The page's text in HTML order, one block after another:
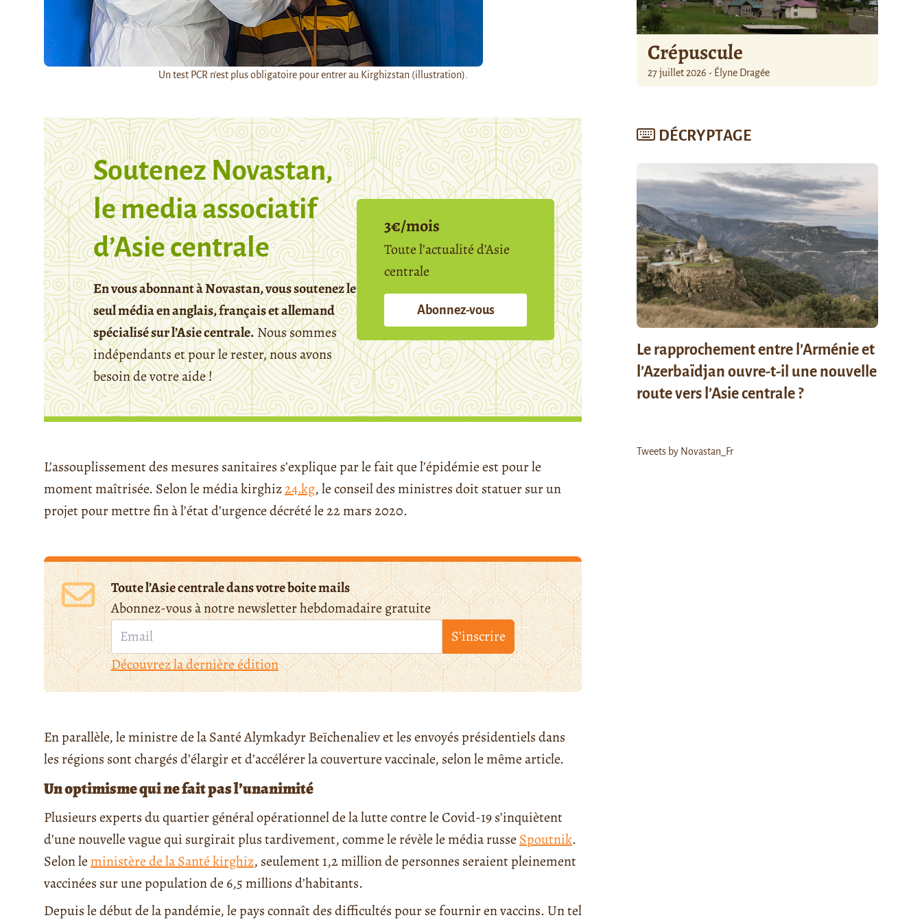
Un test PCR n'est plus obligatoire pour entrer au Kirghizstan (illustration).
Soutenez Novastan,
le media associatif
d’Asie centrale
En vous abonnant à Novastan, vous soutenez le
seul média en anglais, français et allemand
spécialisé sur l’Asie centrale.Nous sommes
indépendants et pour le rester, nous avons
besoin de votre aide !
3€/mois
Toute l’actualité d’Asie
centrale
Abonnez-vous
L’assouplissement des mesures sanitaires s’explique par le fait que l’épidémie est pour le
moment maîtrisée. Selon le média kirghiz24.kg, le conseil des ministres doit statuer sur un
projet pour mettre fin à l’état d’urgence décrété le 22 mars 2020.
Toute l’Asie centrale dans votre boite mails
Abonnez-vous à notre newsletter hebdomadaire gratuite
S’inscrire
Découvrez la dernière édition
En parallèle, le ministre de la Santé Alymkadyr Beïchenaliev et les envoyés présidentiels dans
les régions sont chargés d’élargir et d’accélérer la couverture vaccinale, selon le même article.
Un optimisme qui ne fait pas l’unanimité
Plusieurs experts du quartier général opérationnel de la lutte contre le Covid-19 s’inquiètent
d’une nouvelle vague qui surgirait plus tardivement, comme le révèle le média russe Spoutnik.
Selon leministère de la Santé kirghiz, seulement 1,2 million de personnes seraient pleinement
vaccinées sur une population de 6,5 millions d’habitants.
Depuis le début de la pandémie, le pays connaît des difficultés pour se fournir en vaccins. Un tel
Crépuscule
27 juillet 2026 - Élyne Dragée
DÉCRYPTAGE
Le rapprochement entre l’Arménie et
l’Azerbaïdjan ouvre-t-il une nouvelle
route vers l’Asie centrale ?
Tweets by Novastan_Fr